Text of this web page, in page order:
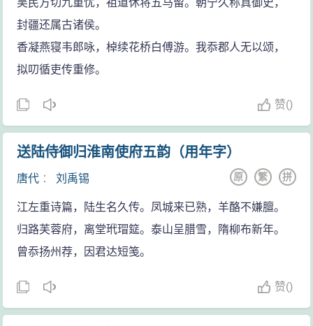
吴民方切九重忧，祖道休将五马留。朝宁久称真御史，
封疆还属古诸侯。
香凝燕寝韦郎咏，棹续花桥白傅游。我忝郡人无以颂，
拟叨循吏传重修。
赞()
送陆侍御归淮南使府五韵（用年字）
唐代 ：刘禹锡 拼
繁
原
江左重诗篇，陆生名久传。凤城来已熟，羊酪不嫌膻。
归路芙蓉府，离堂玳瑁筵。泰山呈腊雪，隋柳布新年。
曾忝扬州荐，因君达短笺。
赞()